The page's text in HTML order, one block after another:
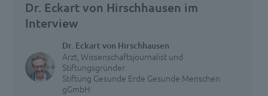
Dr. Eckart von Hirschhausen im
Interview
Dr. Eckart von Hirschhausen
Arzt, Wissenschaftsjournalist und
Stiftungsgründer
Stiftung Gesunde Erde Gesunde Menschen
gGmbH